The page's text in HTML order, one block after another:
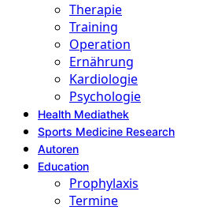
Therapie
Training
Operation
Ernährung
Kardiologie
Psychologie
Health Mediathek
Sports Medicine Research
Autoren
Education
Prophylaxis
Termine